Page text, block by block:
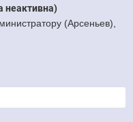
неактивна)
(Арсеньев),